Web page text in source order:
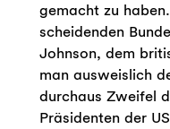
gemacht zu
scheidenden
Johnson, dem
man ausweislich
durchaus Zweifel
Präsidenten der